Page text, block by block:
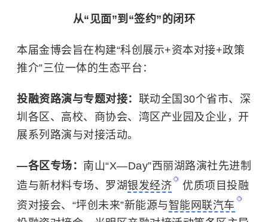
从“见面”到“签约”的闭环
本届金博会旨在构建“科创展示+资本对接+政策
推介”三位一体的生态平台：
投融资路演与专题对接： 联动全国30个省市、深
圳各区、高校、商协会、湾区产业园及企业，开
展系列路演与对接活动。
—各区专场： 南山“X—Day”西丽湖路演社先进制
造与新材料专场、罗湖银发经济
优质项目投融
资对接会、“坪创未来”新能源与 智能网联汽车